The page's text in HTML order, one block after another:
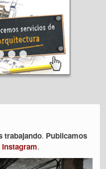
trabajando. Publicamos
Instagram.